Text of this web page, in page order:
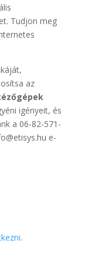
Tudjon meg
az
igényeit, és
a 06-82-571-
e-
.